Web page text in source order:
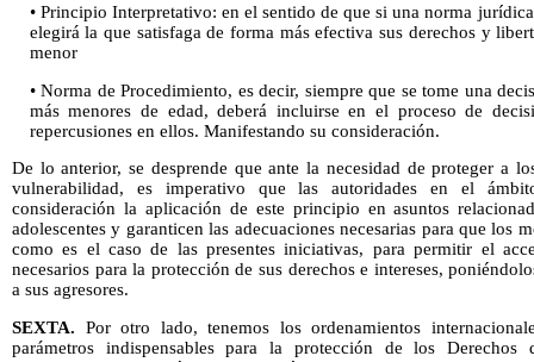
• Principio Interpretativo: en el sentido de que si una norma
elegirá la que satisfaga de forma más efectiva sus derechos y
menor
• Norma de Procedimiento, es decir, siempre que se tome una
más menores de edad, deberá incluirse en el proceso de
repercusiones en ellos. Manifestando su consideración.
De lo anterior, se desprende que ante la necesidad de proteger a
vulnerabilidad, es imperativo que las autoridades en el
consideración la aplicación de este principio en asuntos
adolescentes y garanticen las adecuaciones necesarias para que los
como es el caso de las presentes iniciativas, para permitir el
necesarios para la protección de sus derechos e intereses,
a sus agresores.
SEXTA. Por otro lado, tenemos los ordenamientos
parámetros indispensables para la protección de los